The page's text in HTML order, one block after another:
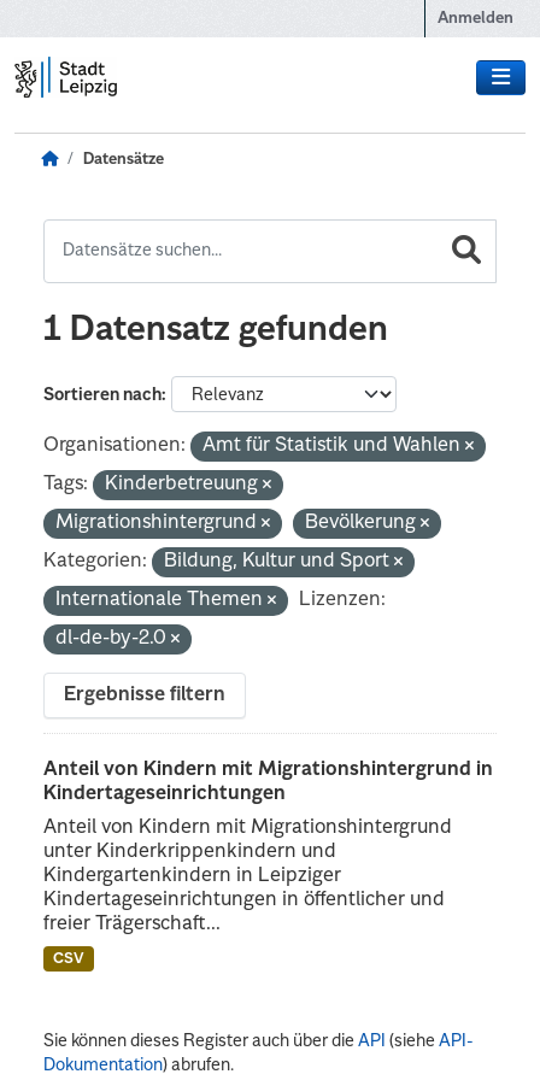
Anmelden
Datensätze
1 Datensatz gefunden
Sortieren nach
Organisationen:
Amt für Statistik und Wahlen
Tags:
Kinderbetreuung
Migrationshintergrund
Bevölkerung
Kategorien:
Bildung, Kultur und Sport
Internationale Themen
Lizenzen:
dl-de-by-2.0
Ergebnisse filtern
Anteil von Kindern mit Migrationshintergrund in
Kindertageseinrichtungen
Anteil von Kindern mit Migrationshintergrund
unter Kinderkrippenkindern und
Kindergartenkindern in Leipziger
Kindertageseinrichtungen in öffentlicher und
freier Trägerschaft...
CSV
Sie können dieses Register auch über dieAPI (sieheAPI-
Dokumentation) abrufen.